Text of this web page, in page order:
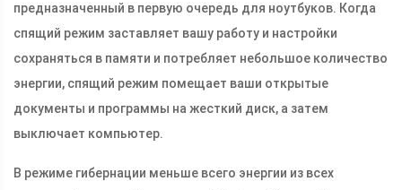
предназначенный в первую очередь для ноутбуков. Когда
спящий режим заставляет вашу работу и настройки
сохраняться в памяти и потребляет небольшое количество
энергии, спящий режим помещает ваши открытые
документы и программы на жесткий диск, а затем
выключает компьютер.
В режиме гибернации меньше всего энергии из всех